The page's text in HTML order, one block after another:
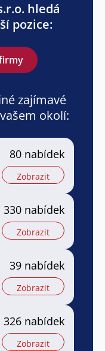
hledá
pozice:
zajímavé
okolí:
80 nabídek
Zobrazit
330 nabídek
Zobrazit
39 nabídek
Zobrazit
326 nabídek
Zobrazit